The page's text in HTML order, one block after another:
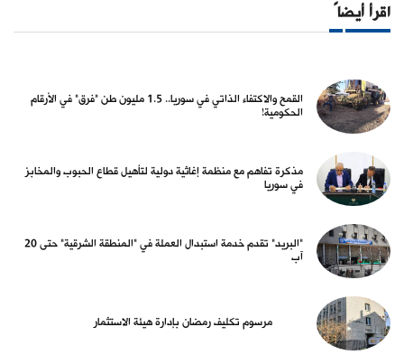
اقرأ أيضاً
القمح والاكتفاء الذاتي في سوريا.. 1.5 مليون طن "فرق" في الأرقام
الحكومية!
مذكرة تفاهم مع منظمة إغاثية دولية لتأهيل قطاع الحبوب والمخابز
في سوريا
"البريد" تقدم خدمة استبدال العملة في "المنطقة الشرقية" حتى 20
آب
مرسوم تكليف رمضان بإدارة هيئة الاستثمار